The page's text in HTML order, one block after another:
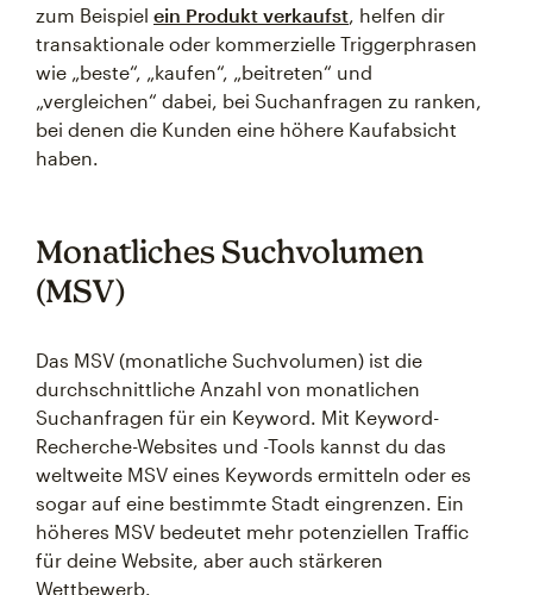
zum Beispiel ein Produkt verkaufst, helfen dir
transaktionale oder kommerzielle Triggerphrasen
wie „beste“, „kaufen“, „beitreten“ und
„vergleichen“ dabei, bei Suchanfragen zu ranken,
bei denen die Kunden eine höhere Kaufabsicht
haben.
Monatliches Suchvolumen
(MSV)
Das MSV (monatliche Suchvolumen) ist die
durchschnittliche Anzahl von monatlichen
Suchanfragen für ein Keyword. Mit Keyword-
Recherche-Websites und -Tools kannst du das
weltweite MSV eines Keywords ermitteln oder es
sogar auf eine bestimmte Stadt eingrenzen. Ein
höheres MSV bedeutet mehr potenziellen Traffic
für deine Website, aber auch stärkeren
Wettbewerb.